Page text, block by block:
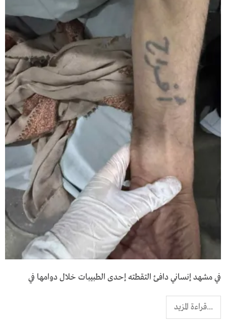
في مشهد إنساني دافئ التقطته إحدى الطبيبات خلال دوامها في
...قراءة المزيد